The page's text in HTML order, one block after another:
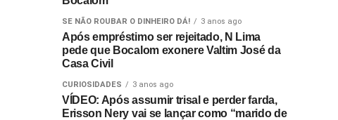
SE NÃO ROUBAR O DINHEIRO DÁ! 3 anos ago
Após empréstimo ser rejeitado, N Lima
pede que Bocalom exonere Valtim José da
Casa Civil
CURIOSIDADES 3 anos ago
VÍDEO: Após assumir trisal e perder farda,
Erisson Nery vai se lançar como “marido de